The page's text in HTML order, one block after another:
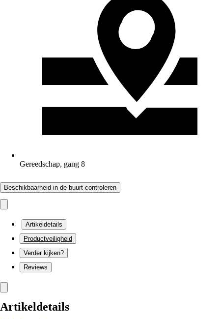
Gereedschap, gang 8
Beschikbaarheid in de buurt controleren
Artikeldetails
Productveiligheid
Verder kijken?
Reviews
Artikeldetails